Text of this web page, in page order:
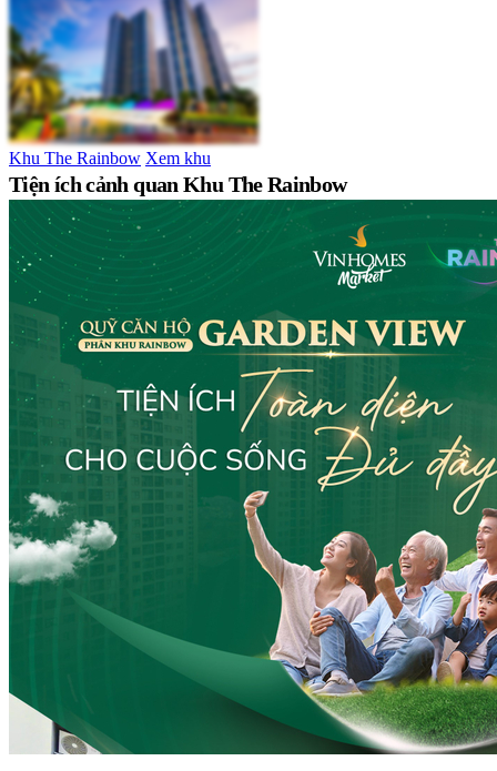
Khu The Rainbow Xem khu
Tiện ích cảnh quan Khu The Rainbow